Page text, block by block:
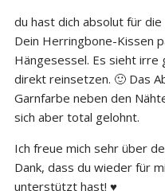
du hast dich absolut für
Dein Herringbone-Kissen
Hängesessel. Es sieht irre
direkt reinsetzen. 🙂 Das
Garnfarbe neben den
sich aber total gelohnt.
Ich freue mich sehr über
Dank, dass du wieder für
unterstützt hast! ♥